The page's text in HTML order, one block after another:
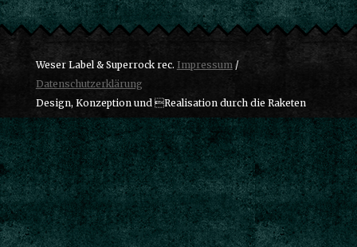
Weser Label & Superrock rec. Impressum/
Datenschutzerklärung
Design, Konzeption und Realisation durch die Raketen